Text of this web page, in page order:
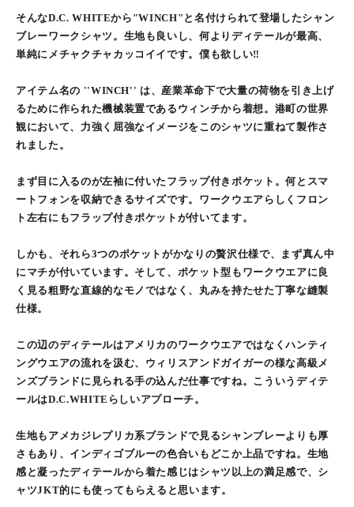
そんなD.C. WHITEから"WINCH"と名付けられて登場したシャン
ブレーワークシャツ。生地も良いし、何よりディテールが最高、
単純にメチャクチャカッコイイです。僕も欲しい‼︎
アイテム名の ''WINCH'' は、産業革命下で大量の荷物を引き上げ
るために作られた機械装置であるウィンチから着想。港町の世界
観において、力強く屈強なイメージをこのシャツに重ねて製作さ
れました。
まず目に入るのが左袖に付いたフラップ付きポケット。何とスマ
ートフォンを収納できるサイズです。ワークウエアらしくフロン
ト左右にもフラップ付きポケットが付いてます。
しかも、それら3つのポケットがかなりの贅沢仕様で、まず真ん中
にマチが付いています。そして、ポケット型もワークウエアに良
く見る粗野な直線的なモノではなく、丸みを持たせた丁寧な縫製
仕様。
この辺のディテールはアメリカのワークウエアではなくハンティ
ングウエアの流れを汲む、ウィリスアンドガイガーの様な高級メ
ンズブランドに見られる手の込んだ仕事ですね。こういうディテ
ールはD.C.WHITEらしいアプローチ。
生地もアメカジレプリカ系ブランドで見るシャンブレーよりも厚
さもあり、インディゴブルーの色合いもどこか上品ですね。生地
感と凝ったディテールから着た感じはシャツ以上の満足感で、シ
ャツJKT的にも使ってもらえると思います。